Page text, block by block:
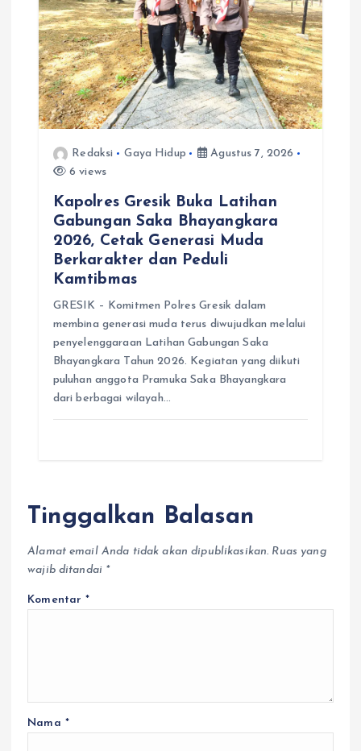
Redaksi Gaya Hidup
Agustus 7, 2026
6 views
Kapolres Gresik Buka Latihan
Gabungan Saka Bhayangkara
2026, Cetak Generasi Muda
Berkarakter dan Peduli
Kamtibmas
GRESIK – Komitmen Polres Gresik dalam
membina generasi muda terus diwujudkan melalui
penyelenggaraan Latihan Gabungan Saka
Bhayangkara Tahun 2026. Kegiatan yang diikuti
puluhan anggota Pramuka Saka Bhayangkara
dari berbagai wilayah…
Tinggalkan Balasan
Alamat email Anda tidak akan dipublikasikan. Ruas yang
wajib ditandai *
Komentar*
Nama *